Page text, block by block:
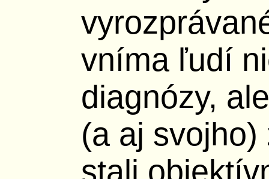
vníma ľudí
diagnózy,
(a aj
stali